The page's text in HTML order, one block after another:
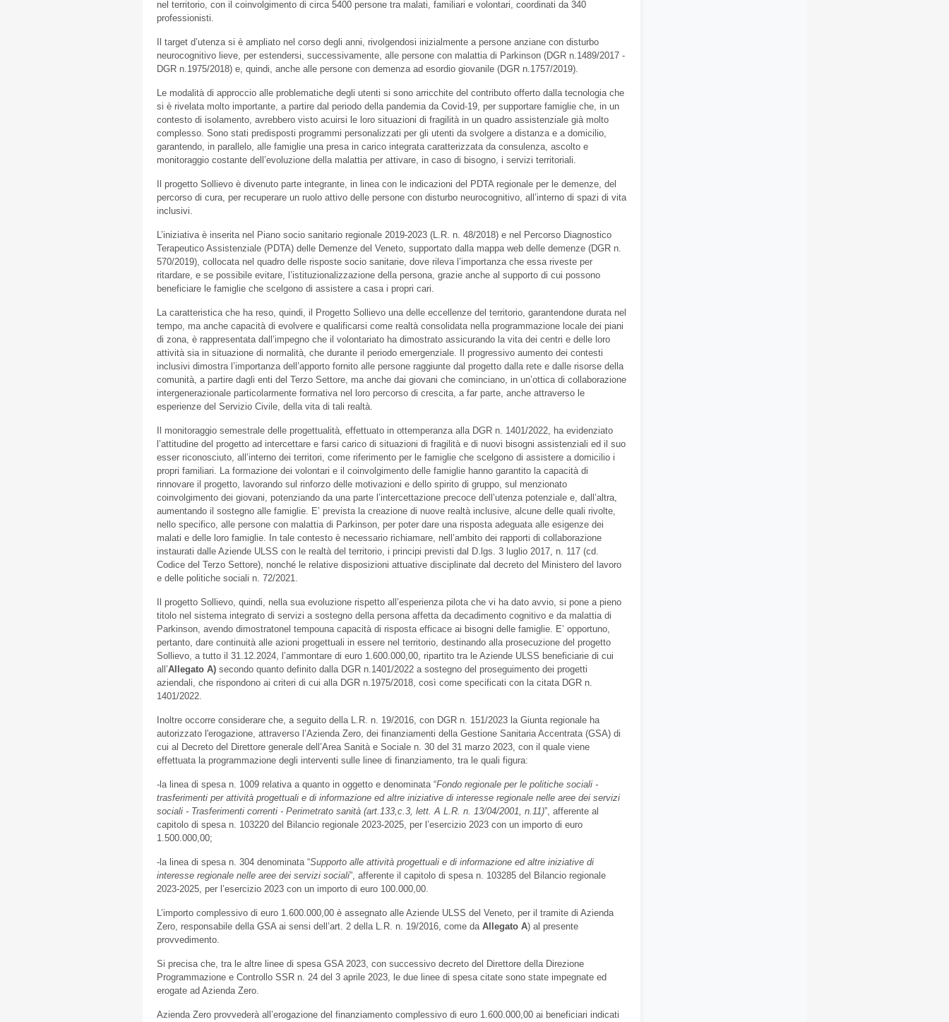
nel territorio, con il coinvolgimento di circa 5400 persone tra malati, familiari e volontari, coordinati da 340
professionisti.
Il target d’utenza si è ampliato nel corso degli anni, rivolgendosi inizialmente a persone anziane con disturbo
neurocognitivo lieve, per estendersi, successivamente, alle persone con malattia di Parkinson (DGR n.1489/2017 -
DGR n.1975/2018) e, quindi, anche alle persone con demenza ad esordio giovanile (DGR n.1757/2019).
Le modalità di approccio alle problematiche degli utenti si sono arricchite del contributo offerto dalla tecnologia che
si è rivelata molto importante, a partire dal periodo della pandemia da Covid-19, per supportare famiglie che, in un
contesto di isolamento, avrebbero visto acuirsi le loro situazioni di fragilità in un quadro assistenziale già molto
complesso. Sono stati predisposti programmi personalizzati per gli utenti da svolgere a distanza e a domicilio,
garantendo, in parallelo, alle famiglie una presa in carico integrata caratterizzata da consulenza, ascolto e
monitoraggio costante dell’evoluzione della malattia per attivare, in caso di bisogno, i servizi territoriali.
Il progetto Sollievo è divenuto parte integrante, in linea con le indicazioni del PDTA regionale per le demenze, del
percorso di cura, per recuperare un ruolo attivo delle persone con disturbo neurocognitivo, all’interno di spazi di vita
inclusivi.
L’iniziativa è inserita nel Piano socio sanitario regionale 2019-2023 (L.R. n. 48/2018) e nel Percorso Diagnostico
Terapeutico Assistenziale (PDTA) delle Demenze del Veneto, supportato dalla mappa web delle demenze (DGR n.
570/2019), collocata nel quadro delle risposte socio sanitarie, dove rileva l’importanza che essa riveste per
ritardare, e se possibile evitare, l’istituzionalizzazione della persona, grazie anche al supporto di cui possono
beneficiare le famiglie che scelgono di assistere a casa i propri cari.
La caratteristica che ha reso, quindi, il Progetto Sollievo una delle eccellenze del territorio, garantendone durata nel
tempo, ma anche capacità di evolvere e qualificarsi come realtà consolidata nella programmazione locale dei piani
di zona, è rappresentata dall’impegno che il volontariato ha dimostrato assicurando la vita dei centri e delle loro
attività sia in situazione di normalità, che durante il periodo emergenziale. Il progressivo aumento dei contesti
inclusivi dimostra l’importanza dell’apporto fornito alle persone raggiunte dal progetto dalla rete e dalle risorse della
comunità, a partire dagli enti del Terzo Settore, ma anche dai giovani che cominciano, in un’ottica di collaborazione
intergenerazionale particolarmente formativa nel loro percorso di crescita, a far parte, anche attraverso le
esperienze del Servizio Civile, della vita di tali realtà.
Il monitoraggio semestrale delle progettualità, effettuato in ottemperanza alla DGR n. 1401/2022, ha evidenziato
l’attitudine del progetto ad intercettare e farsi carico di situazioni di fragilità e di nuovi bisogni assistenziali ed il suo
esser riconosciuto, all’interno dei territori, come riferimento per le famiglie che scelgono di assistere a domicilio i
propri familiari. La formazione dei volontari e il coinvolgimento delle famiglie hanno garantito la capacità di
rinnovare il progetto, lavorando sul rinforzo delle motivazioni e dello spirito di gruppo, sul menzionato
coinvolgimento dei giovani, potenziando da una parte l’intercettazione precoce dell’utenza potenziale e, dall’altra,
aumentando il sostegno alle famiglie. E’ prevista la creazione di nuove realtà inclusive, alcune delle quali rivolte,
nello specifico, alle persone con malattia di Parkinson, per poter dare una risposta adeguata alle esigenze dei
malati e delle loro famiglie. In tale contesto è necessario richiamare, nell’ambito dei rapporti di collaborazione
instaurati dalle Aziende ULSS con le realtà del territorio, i principi previsti dal D.lgs. 3 luglio 2017, n. 117 (cd.
Codice del Terzo Settore), nonché le relative disposizioni attuative disciplinate dal decreto del Ministero del lavoro
e delle politiche sociali n. 72/2021.
Il progetto Sollievo, quindi, nella sua evoluzione rispetto all’esperienza pilota che vi ha dato avvio, si pone a pieno
titolo nel sistema integrato di servizi a sostegno della persona affetta da decadimento cognitivo e da malattia di
Parkinson, avendo dimostratonel tempouna capacità di risposta efficace ai bisogni delle famiglie. E’ opportuno,
pertanto, dare continuità alle azioni progettuali in essere nel territorio, destinando alla prosecuzione del progetto
Sollievo, a tutto il 31.12.2024, l’ammontare di euro 1.600.000,00, ripartito tra le Aziende ULSS beneficiarie di cui
all’Allegato A) secondo quanto definito dalla DGR n.1401/2022 a sostegno del proseguimento dei progetti
aziendali, che rispondono ai criteri di cui alla DGR n.1975/2018, così come specificati con la citata DGR n.
1401/2022.
Inoltre occorre considerare che, a seguito della L.R. n. 19/2016, con DGR n. 151/2023 la Giunta regionale ha
autorizzato l'erogazione, attraverso l’Azienda Zero, dei finanziamenti della Gestione Sanitaria Accentrata (GSA) di
cui al Decreto del Direttore generale dell’Area Sanità e Sociale n. 30 del 31 marzo 2023, con il quale viene
effettuata la programmazione degli interventi sulle linee di finanziamento, tra le quali figura:
-la linea di spesa n. 1009 relativa a quanto in oggetto e denominata “Fondo regionale per le politiche sociali -
trasferimenti per attività progettuali e di informazione ed altre iniziative di interesse regionale nelle aree dei servizi
sociali - Trasferimenti correnti - Perimetrato sanità (art.133,c.3, lett. A L.R. n. 13/04/2001, n.11)”, afferente al
capitolo di spesa n. 103220 del Bilancio regionale 2023-2025, per l’esercizio 2023 con un importo di euro
1.500.000,00;
-la linea di spesa n. 304 denominata “Supporto alle attività progettuali e di informazione ed altre iniziative di
interesse regionale nelle aree dei servizi sociali”, afferente il capitolo di spesa n. 103285 del Bilancio regionale
2023-2025, per l’esercizio 2023 con un importo di euro 100.000,00.
L’importo complessivo di euro 1.600.000,00 è assegnato alle Aziende ULSS del Veneto, per il tramite di Azienda
Zero, responsabile della GSA ai sensi dell’art. 2 della L.R. n. 19/2016, come da Allegato A) al presente
provvedimento.
Si precisa che, tra le altre linee di spesa GSA 2023, con successivo decreto del Direttore della Direzione
Programmazione e Controllo SSR n. 24 del 3 aprile 2023, le due linee di spesa citate sono state impegnate ed
erogate ad Azienda Zero.
Azienda Zero provvederà all’erogazione del finanziamento complessivo di euro 1.600.000,00 ai beneficiari indicati